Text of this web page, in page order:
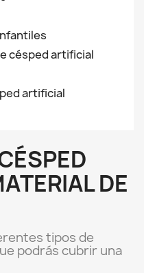
césped artificial
artificial
DE
tipos de
podrás cubrir una